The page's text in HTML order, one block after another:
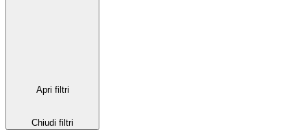
Apri filtri
Chiudi filtri